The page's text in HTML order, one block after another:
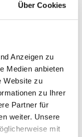
Über Cookies
Anzeigen zu
Medien anbieten
Website zu
zu Ihrer
Partner für
weiter. Unsere
mit
das die
in einem
auch als
dass die Ware
durchgeführt wird,